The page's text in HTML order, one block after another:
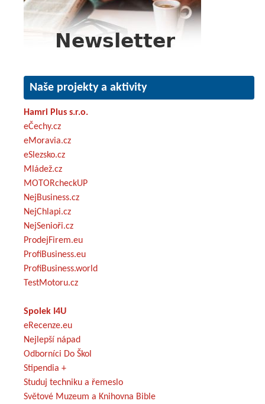
Naše projekty a aktivity
Hamri Plus s.r.o.
eČechy.cz
eMoravia.cz
eSlezsko.cz
Mládež.cz
MOTORcheckUP
NejBusiness.cz
NejChlapi.cz
NejSenioři.cz
ProdejFirem.eu
ProfiBusiness.eu
ProfiBusiness.world
TestMotoru.cz
Spolek I4U
eRecenze.eu
Nejlepší nápad
Odborníci Do Škol
Stipendia +
Studuj techniku a řemeslo
Světové Muzeum a Knihovna Bible